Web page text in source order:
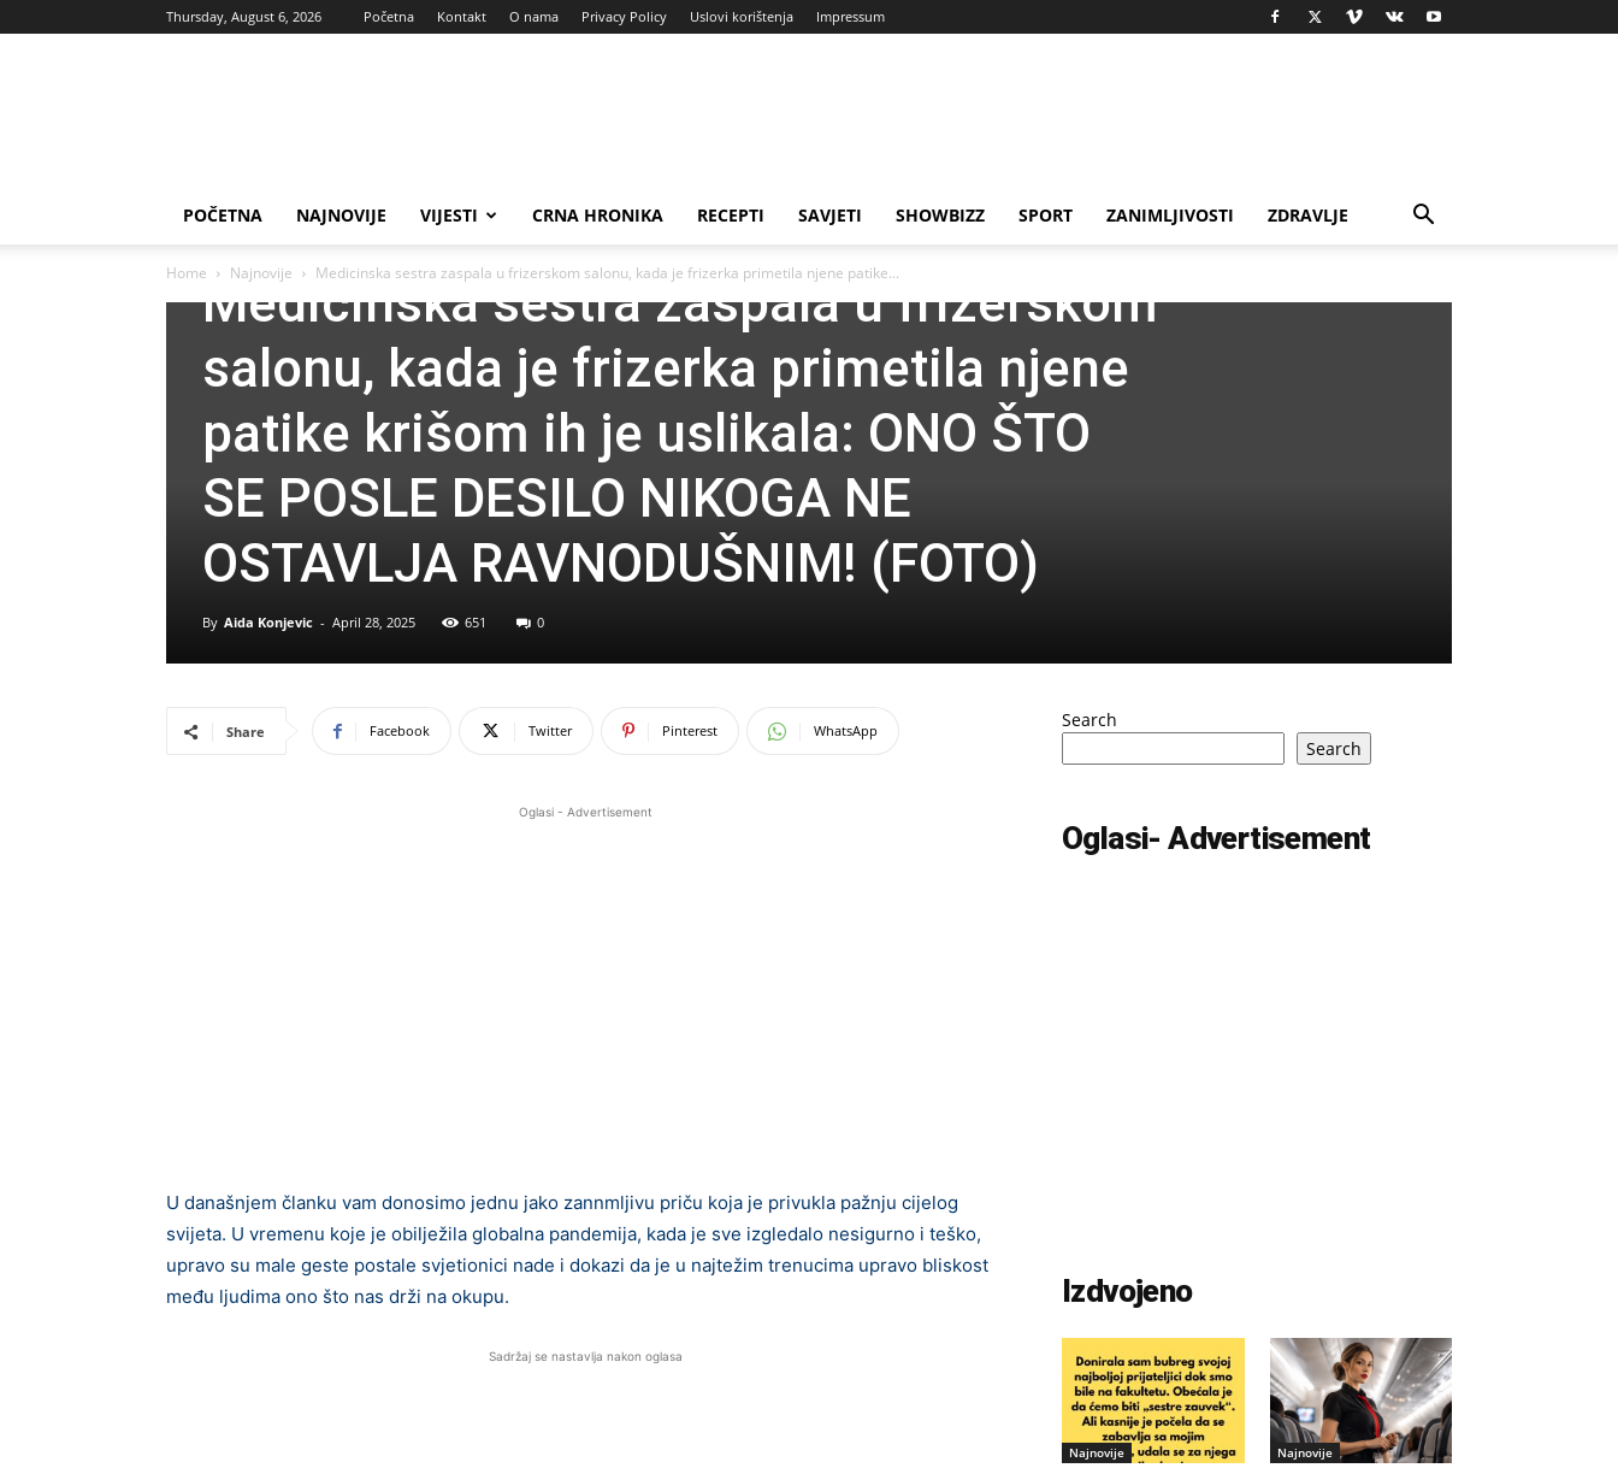
Thursday, August 6, 2026 Početna Kontakt O nama Privacy Policy Uslovi korištenja Impressum
POČETNA NAJNOVIJE VIJESTI CRNA HRONIKA RECEPTI SAVJETI SHOWBIZZ SPORT ZANIMLJIVOSTI ZDRAVLJE
Home Najnovije Medicinska sestra zaspala u frizerskom salonu, kada je frizerka primetila njene patike...
Medicinska sestra zaspala u frizerskom
salonu, kada je frizerka primetila njene
patike krišom ih je uslikala: ONO ŠTO
SE POSLE DESILO NIKOGA NE
OSTAVLJA RAVNODUŠNIM! (FOTO)
By Aida Konjevic - April 28, 2025 651 0
Share Facebook Twitter Pinterest WhatsApp
Oglasi - Advertisement
U današnjem članku vam donosimo jednu jako zannmljivu priču koja je privukla pažnju cijelog
svijeta. U vremenu koje je obilježila globalna pandemija, kada je sve izgledalo nesigurno i teško,
upravo su male geste postale svjetionici nade i dokazi da je u najtežim trenucima upravo bliskost
među ljudima ono što nas drži na okupu.
Sadržaj se nastavlja nakon oglasa
Search
Search
Oglasi- Advertisement
Izdvojeno
Najnovije Najnovije